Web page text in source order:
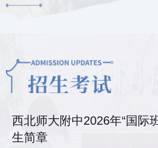
西北师大附中2026年“国际
生简章